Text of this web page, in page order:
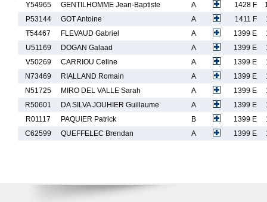
Y54965
GENTILHOMME Jean-Baptiste A 1428 F
P53144
GOT Antoine A 1411 F
T54467
FLEVAUD Gabriel A 1399 E
U51169
DOGAN Galaad A 1399 E
V50269
CARRIOU Celine A 1399 E
N73469
RIALLAND Romain A 1399 E
N51725
MIRO DEL VALLE Sarah A 1399 E
R50601
DA SILVA JOUHIER Guillaume A 1399 E
R01117
PAQUIER Patrick B 1399 E
C62599
QUEFFELEC Brendan A 1399 E